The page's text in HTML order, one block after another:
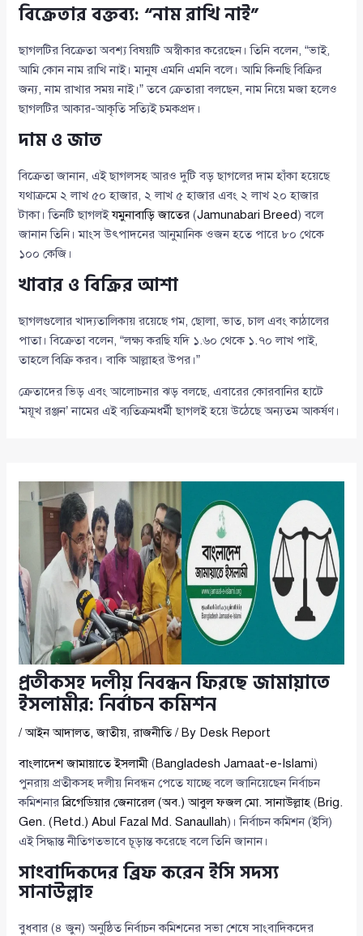
বিক্রেতার বক্তব্য: “নাম রাখি নাই”
ছাগলটির বিক্রেতা অবশ্য বিষয়টি অস্বীকার করেছেন। তিনি বলেন, “ভাই,
আমি কোন নাম রাখি নাই। মানুষ এমনি এমনি বলে। আমি কিনছি বিক্রির
জন্য, নাম রাখার সময় নাই।” তবে ক্রেতারা বলছেন, নাম নিয়ে মজা হলেও
ছাগলটির আকার-আকৃতি সত্যিই চমকপ্রদ।
দাম ও জাত
বিক্রেতা জানান, এই ছাগলসহ আরও দুটি বড় ছাগলের দাম হাঁকা হয়েছে
যথাক্রমে ২ লাখ ৫০ হাজার, ২ লাখ ৫ হাজার এবং ২ লাখ ২০ হাজার
টাকা। তিনটি ছাগলইযমুনাবাড়ি জাতের (Jamunabari Breed) বলে
জানান তিনি। মাংস উৎপাদনের আনুমানিক ওজন হতে পারে ৮০ থেকে
১০০ কেজি।
খাবার ও বিক্রির আশা
ছাগলগুলোর খাদ্যতালিকায় রয়েছে গম, ছোলা, ভাত, চাল এবং কাঠালের
পাতা। বিক্রেতা বলেন, “লক্ষ্য করছি যদি ১.৬০ থেকে ১.৭০ লাখ পাই,
তাহলে বিক্রি করব। বাকি আল্লাহর উপর।”
ক্রেতাদের ভিড় এবং আলোচনার ঝড় বলছে, এবারের কোরবানির হাটে
‘ময়ূখ রঞ্জন’ নামের এই ব্যতিক্রমধর্মী ছাগলই হয়ে উঠেছে অন্যতম আকর্ষণ।
প্রতীকসহ দলীয় নিবন্ধন ফিরছে জামায়াতে
ইসলামীর: নির্বাচন কমিশন
/আইন আদালত,জাতীয়,রাজনীতি/ By Desk Report
বাংলাদেশ জামায়াতে ইসলামী (Bangladesh Jamaat-e-Islami)
পুনরায় প্রতীকসহ দলীয় নিবন্ধন পেতে যাচ্ছে বলে জানিয়েছেন নির্বাচন
কমিশনারব্রিগেডিয়ার জেনারেল (অব.) আবুল ফজল মো. সানাউল্লাহ (Brig.
Gen. (Retd.) Abul Fazal Md. Sanaullah)। নির্বাচন কমিশন (ইসি)
এই সিদ্ধান্ত নীতিগতভাবে চূড়ান্ত করেছে বলে তিনি জানান।
সাংবাদিকদের ব্রিফ করেন ইসি সদস্য
সানাউল্লাহ
বুধবার (৪ জুন) অনুষ্ঠিত নির্বাচন কমিশনের সভা শেষে সাংবাদিকদের